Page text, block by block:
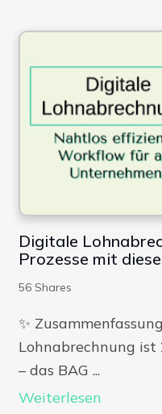
Digitale
Prozesse mit
56 Shares
✨​
Lohnabrechnung ist
– das BAG ...
Weiterlesen